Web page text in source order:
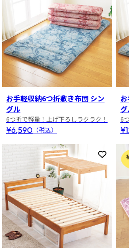
お手軽収納6つ折敷き布団 シン
グル
6つ折で軽量！上げ下ろしラクラク！
¥6,590 （税込）
6
お気に